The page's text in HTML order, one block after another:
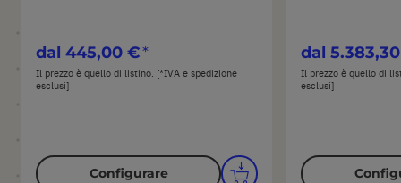
dal 445,00 €
Il prezzo è quello di listino. [*IVA e spedizione
esclusi]
Configurare
dal
Il prezzo è quello di
esclusi]